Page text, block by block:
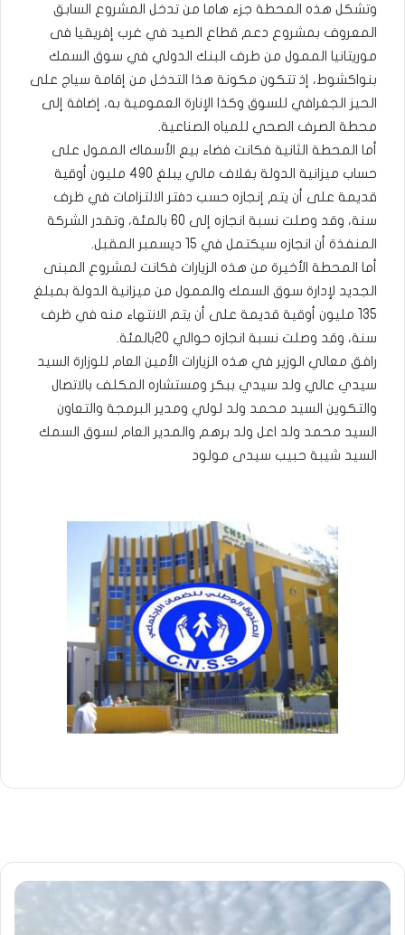
وتشكل هذه المحطة جزء هاما من تدخل المشروع السابق
المعروف بمشروع دعم قطاع الصيد في غرب إفريقيا فى
موريتانيا الممول من طرف البنك الدولي في سوق السمك
بنواكشوط، إذ تتكون مكونة هذا التدخل من إقامة سياج على
الحيز الجغرافي للسوق وكذا الإنارة العمومية به، إضافة إلى
محطة الصرف الصحي للمياه الصناعية.
أما المحطة الثانية فكانت فضاء بيع الأسماك الممول على
حساب ميزانية الدولة بغلاف مالي يبلغ 490 مليون أوقية
قديمة على أن يتم إنجازه حسب دفتر الالتزامات في ظرف
سنة، وقد وصلت نسبة انجازه إلى 60 بالمئة، وتقدر الشركة
المنفذة أن انجازه سيكتمل في 15 ديسمبر المقبل.
أما المحطة الأخيرة من هذه الزيارات فكانت لمشروع المبنى
الجديد لإدارة سوق السمك والممول من ميزانية الدولة بمبلغ
135 مليون أوقية قديمة على أن يتم الانتهاء منه في ظرف
سنة، وقد وصلت نسبة انجازه حوالي 20بالمئة.
رافق معالي الوزير في هذه الزيارات الأمين العام للوزارة السيد
سيدي عالي ولد سيدي ببكر ومستشاره المكلف بالاتصال
والتكوين السيد محمد ولد لولي ومدير البرمجة والتعاون
السيد محمد ولد اعل ولد برهم والمدير العام لسوق السمك
السيد شيبة حبيب سيدى مولود